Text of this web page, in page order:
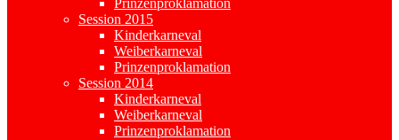
Prinzenproklamation
Session 2015
Kinderkarneval
Weiberkarneval
Prinzenproklamation
Session 2014
Kinderkarneval
Weiberkarneval
Prinzenproklamation